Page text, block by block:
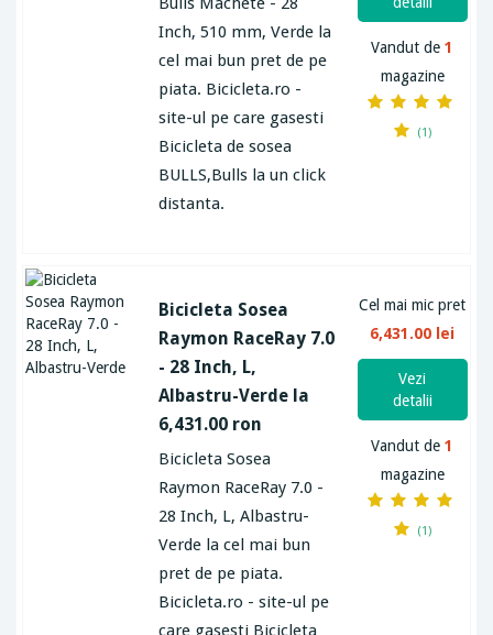
Inch, 510 mm, Verde la
cel mai bun pret de pe
piata. Bicicleta.ro -
site-ul pe care gasesti
Bicicleta de sosea
BULLS,Bulls la un click
distanta.
Vandut de1
magazine
(1)
Bicicleta Sosea
Raymon RaceRay 7.0
- 28 Inch, L,
Albastru-Verde la
6,431.00 ron
Bicicleta Sosea
Raymon RaceRay 7.0 -
28 Inch, L, Albastru-
Verde la cel mai bun
pret de pe piata.
Bicicleta.ro - site-ul pe
care gasesti Bicicleta
Cel mai mic pret
6,431.00 lei
Vezi
detalii
Vandut de1
magazine
(1)